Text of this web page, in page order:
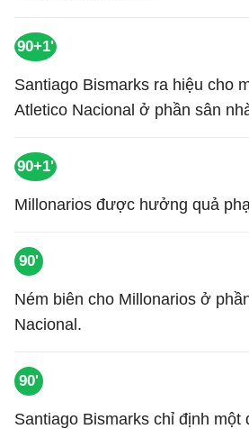
90+1'
Santiago Bismarks ra hiệu cho
Atletico Nacional ở phần sân
90+1'
Millonarios được hưởng quả
90'
Ném biên cho Millonarios ở
Nacional.
90'
Santiago Bismarks chỉ định một